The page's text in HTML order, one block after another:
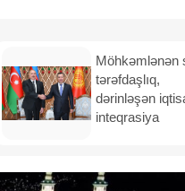
Möhkəmlənən
tərəfdaşlıq,
dərinləşən
inteqrasiya